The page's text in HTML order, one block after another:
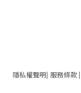
隱私權聲明 服務條款